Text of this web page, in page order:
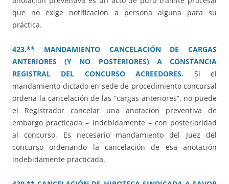
que no exige notificación a persona alguna para su
práctica.
423.** MANDAMIENTO CANCELACIÓN DE CARGAS
ANTERIORES (Y NO POSTERIORES) A CONSTANCIA
REGISTRAL DEL CONCURSO ACREEDORES. Si el
mandamiento dictado en sede de procedimiento concursal
ordena la cancelación de las “cargas anteriores”, no puede
el Registrador cancelar una anotación preventiva de
embargo practicada – indebidamente – con posterioridad
al concurso. Es necesario mandamiento del Juez del
concurso ordenando la cancelación de esa anotación
indebidamente practicada.